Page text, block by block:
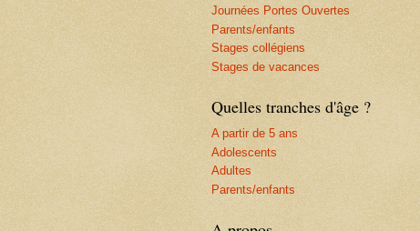
Journées Portes Ouvertes
Parents/enfants
Stages collégiens
Stages de vacances
Quelles tranches d'âge ?
A partir de 5 ans
Adolescents
Adultes
Parents/enfants